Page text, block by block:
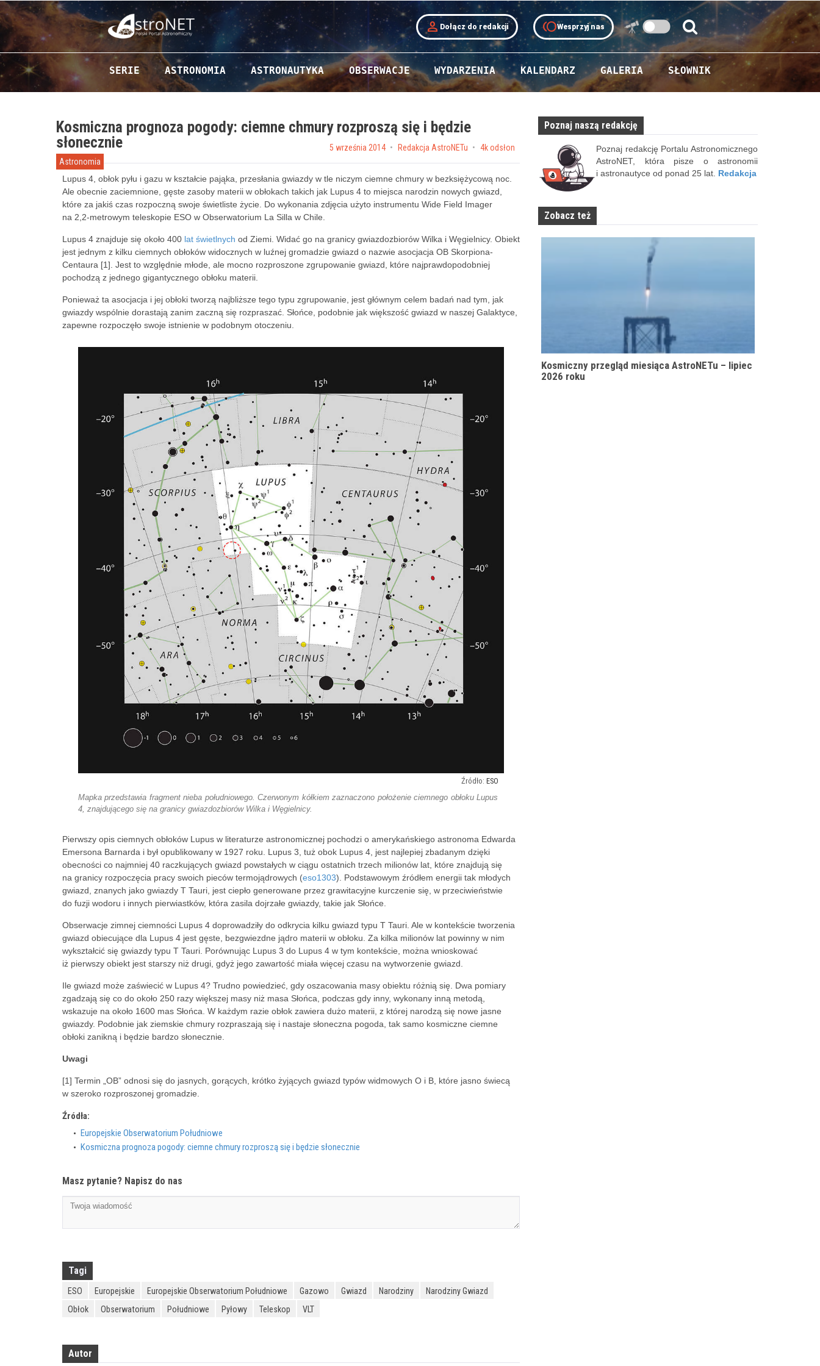
person Dołącz do redakcji tollWesprzyj nas
Szukaj:
Szukaj
Przejdź do zawartości
SERIE ASTRONOMIA ASTRONAUTYKA OBSERWACJE WYDARZENIA KALENDARZ GALERIA SŁOWNIK
Kosmiczna prognoza pogody: ciemne chmury rozproszą się i będzie
słonecznie
Astronomia
Posted on
5 września 2014 by Redakcja AstroNETu 4k odsłon
Lupus 4, obłok pyłu i gazu w kształcie pająka, przesłania gwiazdy w tle niczym ciemne chmury w bezksiężycową noc.
Ale obecnie zaciemnione, gęste zasoby materii w obłokach takich jak Lupus 4 to miejsca narodzin nowych gwiazd,
które za jakiś czas rozpoczną swoje świetliste życie. Do wykonania zdjęcia użyto instrumentu Wide Field Imager
na 2,2-metrowym teleskopie ESO w Obserwatorium La Silla w Chile.
Lupus 4 znajduje się około 400 lat świetlnych od Ziemi. Widać go na granicy gwiazdozbiorów Wilka i Węgielnicy. Obiekt
jest jednym z kilku ciemnych obłoków widocznych w luźnej gromadzie gwiazd o nazwie asocjacja OB Skorpiona-
Centaura [1]. Jest to względnie młode, ale mocno rozproszone zgrupowanie gwiazd, które najprawdopodobniej
pochodzą z jednego gigantycznego obłoku materii.
Ponieważ ta asocjacja i jej obłoki tworzą najbliższe tego typu zgrupowanie, jest głównym celem badań nad tym, jak
gwiazdy wspólnie dorastają zanim zaczną się rozpraszać. Słońce, podobnie jak większość gwiazd w naszej Galaktyce,
zapewne rozpoczęło swoje istnienie w podobnym otoczeniu.
ESO
Mapka przedstawia fragment nieba południowego. Czerwonym kółkiem zaznaczono położenie ciemnego obłoku Lupus
4, znajdującego się na granicy gwiazdozbiorów Wilka i Węgielnicy.
Pierwszy opis ciemnych obłoków Lupus w literaturze astronomicznej pochodzi o amerykańskiego astronoma Edwarda
Emersona Barnarda i był opublikowany w 1927 roku. Lupus 3, tuż obok Lupus 4, jest najlepiej zbadanym dzięki
obecności co najmniej 40 raczkujących gwiazd powstałych w ciągu ostatnich trzech milionów lat, które znajdują się
na granicy rozpoczęcia pracy swoich pieców termojądrowych (eso1303). Podstawowym źródłem energii tak młodych
gwiazd, znanych jako gwiazdy T Tauri, jest ciepło generowane przez grawitacyjne kurczenie się, w przeciwieństwie
do fuzji wodoru i innych pierwiastków, która zasila dojrzałe gwiazdy, takie jak Słońce.
Obserwacje zimnej ciemności Lupus 4 doprowadziły do odkrycia kilku gwiazd typu T Tauri. Ale w kontekście tworzenia
gwiazd obiecujące dla Lupus 4 jest gęste, bezgwiezdne jądro materii w obłoku. Za kilka milionów lat powinny w nim
wykształcić się gwiazdy typu T Tauri. Porównując Lupus 3 do Lupus 4 w tym kontekście, można wnioskować
iż pierwszy obiekt jest starszy niż drugi, gdyż jego zawartość miała więcej czasu na wytworzenie gwiazd.
Ile gwiazd może zaświecić w Lupus 4? Trudno powiedzieć, gdy oszacowania masy obiektu różnią się. Dwa pomiary
zgadzają się co do około 250 razy większej masy niż masa Słońca, podczas gdy inny, wykonany inną metodą,
wskazuje na około 1600 mas Słońca. W każdym razie obłok zawiera dużo materii, z której narodzą się nowe jasne
gwiazdy. Podobnie jak ziemskie chmury rozpraszają się i nastaje słoneczna pogoda, tak samo kosmiczne ciemne
obłoki zanikną i będzie bardzo słonecznie.
Uwagi
[1] Termin „OB” odnosi się do jasnych, gorących, krótko żyjących gwiazd typów widmowych O i B, które jasno świecą
w szeroko rozproszonej gromadzie.
Źródła:
Europejskie Obserwatorium Południowe
Kosmiczna prognoza pogody: ciemne chmury rozproszą się i będzie słonecznie
Masz pytanie? Napisz do nas
Tagi
ESO Europejskie Europejskie Obserwatorium Południowe Gazowo Gwiazd Narodziny
Narodziny Gwiazd
Obłok
Obserwatorium Południowe Pyłowy Teleskop VLT
Autor
Poznaj naszą redakcję
Poznaj redakcję Portalu Astronomicznego
AstroNET, która pisze o astronomii
i astronautyce od ponad 25 lat. Redakcja
Zobacz też
Kosmiczny przegląd miesiąca AstroNETu – lipiec
2026 roku